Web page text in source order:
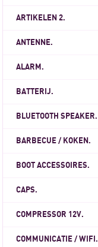
ARTIKELEN 2.
ANTENNE.
ALARM.
BATTERIJ.
BLUETOOTH SPEAKER.
BARBECUE / KOKEN.
BOOT ACCESSOIRES.
CAPS.
COMPRESSOR 12V.
COMMUNICATIE / WIFI.